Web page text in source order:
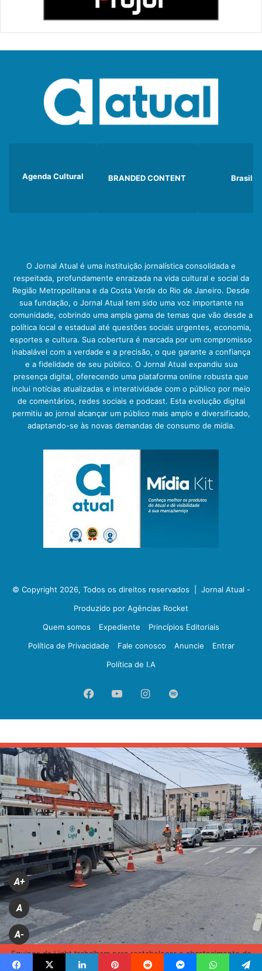
Agenda Cultural BRANDED CONTENT Brasil
O Jornal Atual é uma instituição jornalística consolidada e
respeitada, profundamente enraizada na vida cultural e social da
Região Metropolitana e da Costa Verde do Rio de Janeiro. Desde
sua fundação, o Jornal Atual tem sido uma voz importante na
comunidade, cobrindo uma ampla gama de temas que vão desde a
política local e estadual até questões sociais urgentes, economia,
esportes e cultura. Sua cobertura é marcada por um compromisso
inabalável com a verdade e a precisão, o que garante a confiança
e a fidelidade de seu público. O Jornal Atual expandiu sua
presença digital, oferecendo uma plataforma online robusta que
inclui notícias atualizadas e interatividade com o público por meio
de comentários, redes sociais e podcast. Esta evolução digital
permitiu ao jornal alcançar um público mais amplo e diversificado,
adaptando-se às novas demandas de consumo de mídia.
© Copyright 2026, Todos os direitos reservados | Jornal Atual -
Produzido por Agências Rocket
Quem somos
Expediente
Princípios Editoriais
Política de Privacidade
Fale conosco Anuncie
Entrar
Política de I.A
FacebookYouTubeInstagram
Spotify
A+
A
A-
Equipes da Light trabalham para restabelecer o abastecimento de
energia na região (FOTOS RENATO REIS)